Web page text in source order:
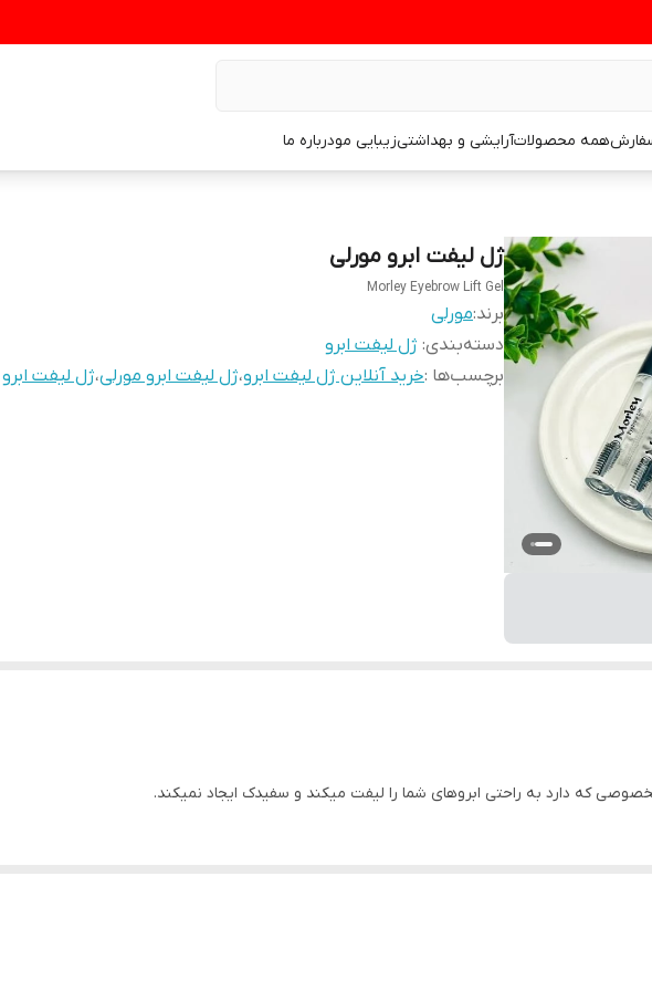
همه محصولاتآرایشی و بهداشتیزیبایی مودرباره ما
ژل لیفت ابرو مورلی
Morley Eyebrow Lift Gel
برند:مورلی
دسته‌بندی: ژل لیفت ابرو
برچسب‌ها :خرید آنلاین ژل لیفت ابرو،ژل لیفت ابرو مورلی،ژل لیفت ابرو
که دارد به راحتی ابروهای شما را لیفت میکند و سفیدک ایجاد نمیکند.